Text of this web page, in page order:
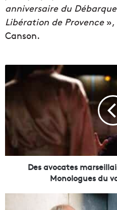
anniversaire du
Libération de Provence»,
Canson.
e
s
v
o
t
Des avocates
Monologues du